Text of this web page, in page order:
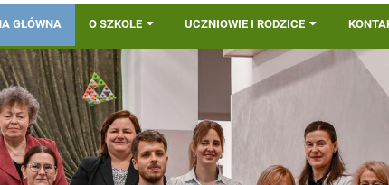
GŁÓWNA O SZKOLE UCZNIOWIE I RODZICE